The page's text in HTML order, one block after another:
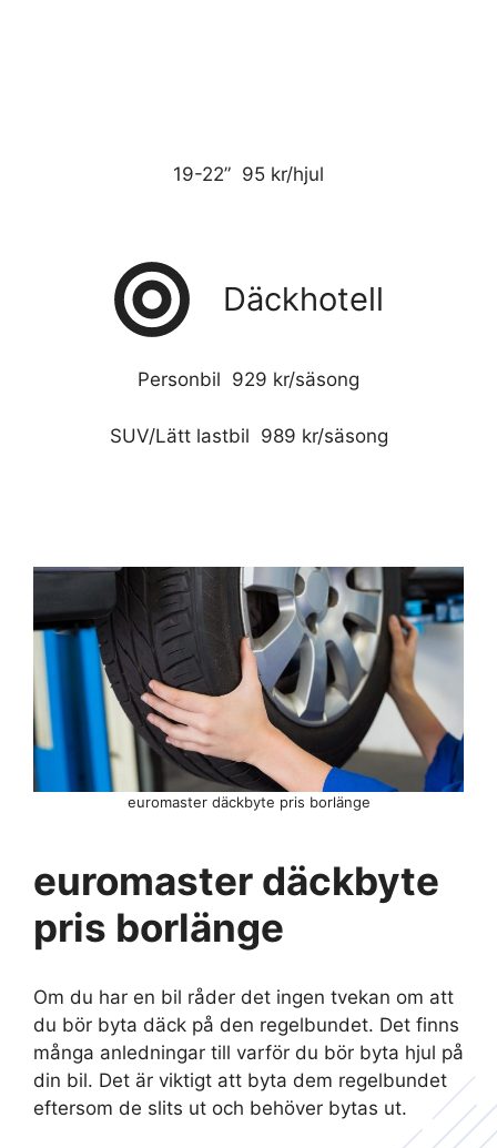
19-22” 95 kr/hjul
Däckhotell
Personbil 929 kr/säsong
SUV/Lätt lastbil 989 kr/säsong
euromaster däckbyte
pris borlänge
Om du har en bil råder det ingen tvekan om att
du bör byta däck på den regelbundet. Det finns
många anledningar till varför du bör byta hjul på
din bil. Det är viktigt att byta dem regelbundet
eftersom de slits ut och behöver bytas ut.
euromaster däckbyte pris borlänge